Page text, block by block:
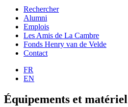
Rechercher
Alumni
Emplois
Les Amis de La Cambre
Fonds Henry van de Velde
Contact
FR
EN
Équipements et matériel